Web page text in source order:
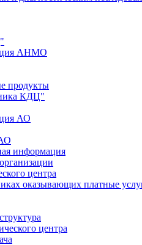
АНМО
продукты
КДЦ"
АО
информация
центра
оказывающих платные
центра